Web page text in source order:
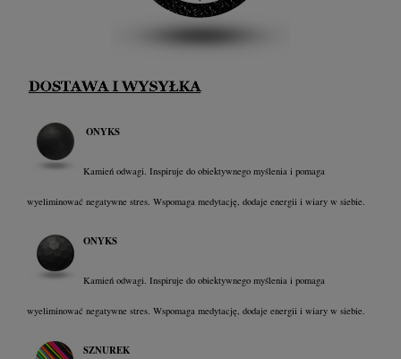
ONYKS
Kamień odwagi. Inspiruje do obiektywnego myślenia i pomaga
wyeliminować negatywne stres. Wspomaga medytację, dodaje energii i wiary w siebie.
ONYKS
Kamień odwagi. Inspiruje do obiektywnego myślenia i pomaga
wyeliminować negatywne stres. Wspomaga medytację, dodaje energii i wiary w siebie.
SZNUREK